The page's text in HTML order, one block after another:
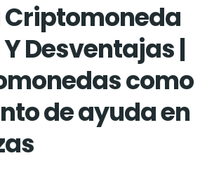
Criptomoneda
Desventajas |
como
de ayuda en